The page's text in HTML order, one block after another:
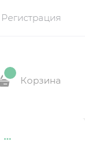
Регистрация
Корзина